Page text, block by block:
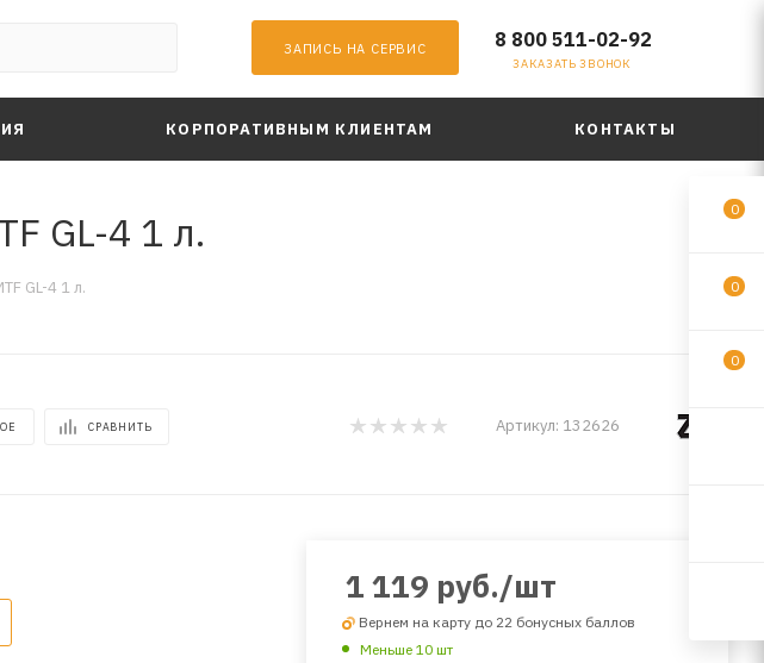
ЗАПИСЬ НА СЕРВИС 8 800 511-02-92
ЗАКАЗАТЬ ЗВОНОК
КОРПОРАТИВНЫМ КЛИЕНТАМ КОНТАКТЫ
GL-4 1 л.
GL-4 1 л.
СРАВНИТЬ Артикул: 132626
1 119 руб./шт
Вернем на карту до 22 бонусных баллов
Меньше 10 шт
0
0
0